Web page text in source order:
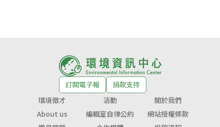
訂閱電子報
捐款支持
環境徵才
活動
關於我們
About us
編輯室自律公約
網站授權條款